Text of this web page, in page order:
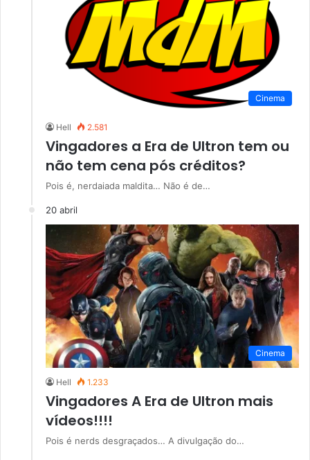
Cinema
Hell 2.581
Vingadores a Era de Ultron tem ou
não tem cena pós créditos?
Pois é, nerdaiada maldita… Não é de…
20 abril
Cinema
Hell 1.233
Vingadores A Era de Ultron mais
vídeos!!!!
Pois é nerds desgraçados… A divulgação do…